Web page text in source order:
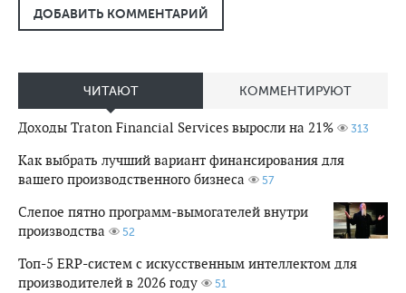
ДОБАВИТЬ КОММЕНТАРИЙ
ЧИТАЮТ КОММЕНТИРУЮТ
Доходы Traton Financial Services выросли на 21% 313
Как выбрать лучший вариант финансирования для
вашего производственного бизнеса
57
Слепое пятно программ-вымогателей внутри
производства
52
Топ-5 ERP-систем с искусственным интеллектом для
производителей в 2026 году
51